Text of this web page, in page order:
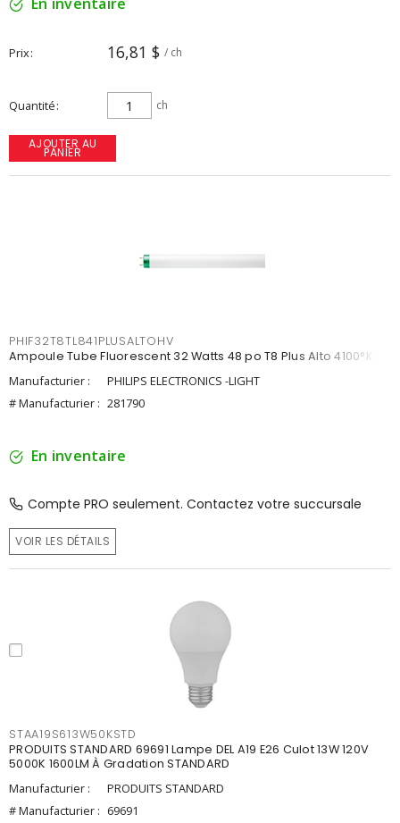
Prix 16,81 $ / ch
Quantité ch
AJOUTER AU
PANIER
PHIF32T8TL841PLUSALTOHV
Ampoule Tube Fluorescent 32 Watts 48 po T8 Plus Alto 4100°K
Manufacturier :
PHILIPS ELECTRONICS -LIGHT
# Manufacturier : 281790
En inventaire
Compte PRO seulement. Contactez votre succursale
VOIR LES DÉTAILS
STAA19S613W50KSTD
PRODUITS STANDARD 69691 Lampe DEL A19 E26 Culot 13W 120V
5000K 1600LM À Gradation STANDARD
Manufacturier :
PRODUITS STANDARD
# Manufacturier : 69691